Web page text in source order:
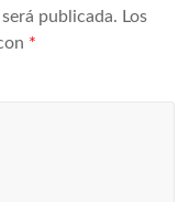
publicada. Los
*